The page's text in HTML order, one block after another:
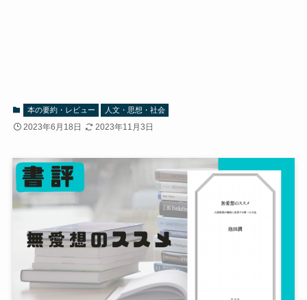
本の要約・レビュー 人文・思想・社会
2023年6月18日 2023年11月3日